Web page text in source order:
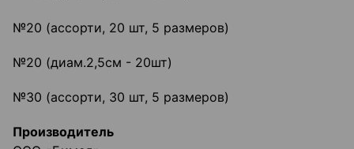
№20 (ассорти, 20 шт, 5 размеров)
№20 (диам.2,5см - 20шт)
№30 (ассорти, 30 шт, 5 размеров)
Производитель